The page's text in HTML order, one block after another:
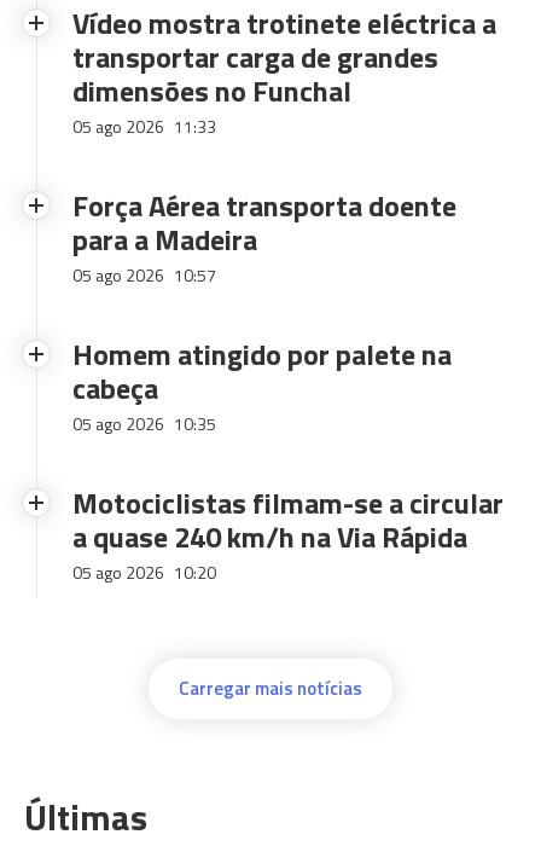
Vídeo mostra trotinete eléctrica a
transportar carga de grandes
dimensões no Funchal
05 ago 2026 11:33
Força Aérea transporta doente
para a Madeira
05 ago 2026 10:57
Homem atingido por palete na
cabeça
05 ago 2026 10:35
Motociclistas filmam-se a circular
a quase 240 km/h na Via Rápida
05 ago 2026 10:20
Carregar mais notícias
Últimas